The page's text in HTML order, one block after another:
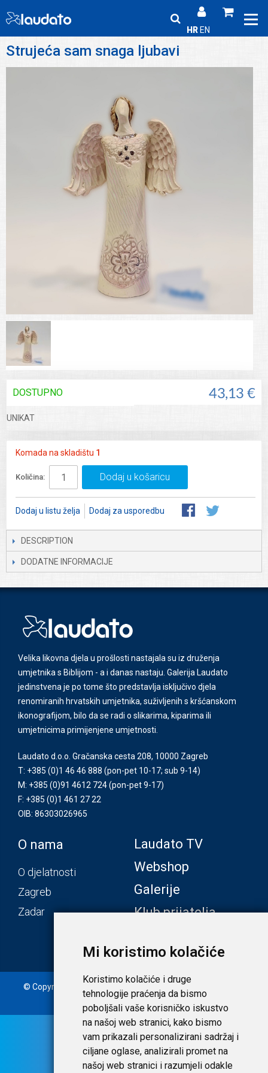
Mi koristimo kolačiće
Koristimo kolačiće i druge
tehnologije praćenja da bismo
poboljšali vaše korisničko iskustvo
na našoj web stranici, kako bismo
vam prikazali personalizirani sadržaj i
ciljane oglase, analizirali promet na
našoj web stranici i razumjeli odakle
HR EN
Strujeća sam snaga ljubavi
43,13 €
DOSTUPNO
UNIKAT
Komada na skladištu 1
Količina: Dodaj u košaricu
Dodaj u listu želja Dodaj za usporedbu
DESCRIPTION
DODATNE INFORMACIJE
Velika likovna djela u prošlosti nastajala su iz druženja
umjetnika s Biblijom - a i danas nastaju. Galerija Laudato
jedinstvena je po tome što predstavlja isključivo djela
renomiranih hrvatskih umjetnika, suživljenih s kršćanskom
ikonografijom, bilo da se radi o slikarima, kiparima ili
umjetnicima primijenjene umjetnosti.
Laudato d.o.o. Gračanska cesta 208, 10000 Zagreb
T: +385 (0)1 46 46 888 (pon-pet 10-17; sub 9-14)
M: +385 (0)91 4612 724(pon-pet 9-17)
F: +385 (0)1 461 27 22
OIB: 86303026965
O nama
O djelatnosti
Zagreb
Zadar
Laudato TV
Webshop
Galerije
Klub prijatelja
© Copyright 2020. Laudato d.o.o. | Tečaj konverzije: 1 EUR =
7,53450 HRK | Uvjeti i privatnost